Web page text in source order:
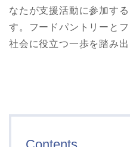
なたが支援活動に参加す
す。フードパントリーと
社会に役立つ一歩を踏み